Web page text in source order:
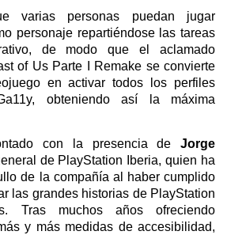
varias personas puedan jugar
personaje repartiéndose las tareas
de modo que el aclamado
of Us Parte I Remake se convierte
en activar todos los perfiles
obteniendo así la máxima
con la presencia de Jorge
de PlayStation Iberia, quien ha
de la compañía al haber cumplido
las grandes historias de PlayStation
Tras muchos años ofreciendo
y más medidas de accesibilidad,